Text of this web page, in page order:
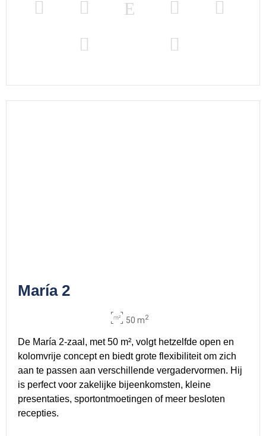
María 2
50 m2
De María 2-zaal, met 50 m², volgt hetzelfde open en
kolomvrije concept en biedt grote flexibiliteit om zich
aan te passen aan verschillende vergadervormen. Hij
is perfect voor zakelijke bijeenkomsten, kleine
presentaties, sportontmoetingen of meer besloten
recepties.